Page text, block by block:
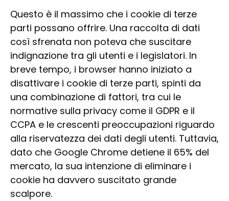
Questo è il massimo che i cookie di terze
parti possano offrire. Una raccolta di dati
così sfrenata non poteva che suscitare
indignazione tra gli utenti e i legislatori. In
breve tempo, i browser hanno iniziato a
disattivare i cookie di terze parti, spinti da
una combinazione di fattori, tra cui le
normative sulla privacy come il GDPR e il
CCPA e le crescenti preoccupazioni riguardo
alla riservatezza dei dati degli utenti. Tuttavia,
dato che Google Chrome detiene il 65% del
mercato, la sua intenzione di eliminare i
cookie ha davvero suscitato grande
scalpore.